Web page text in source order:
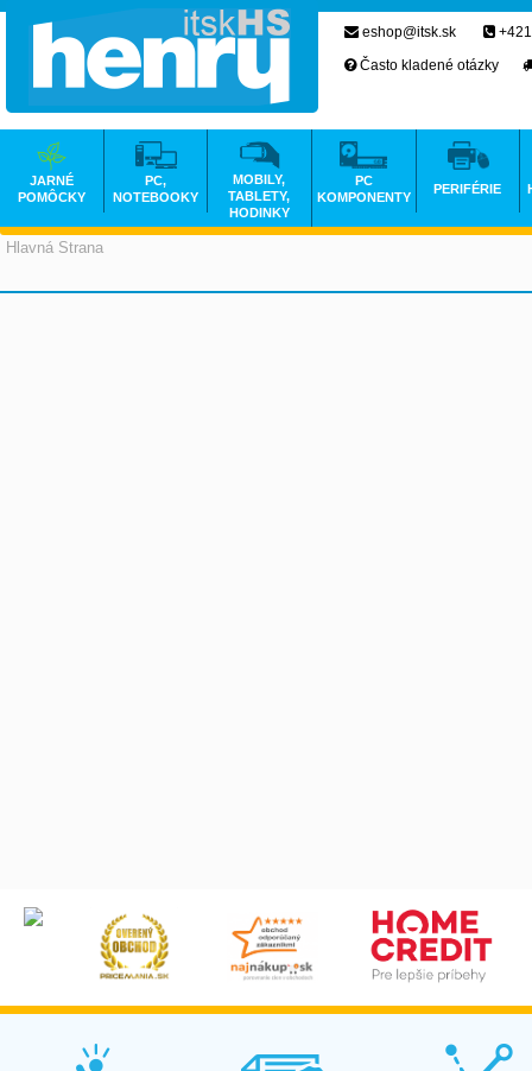
Hlavná Strana
eshop@itsk.sk
Často kladené otázky
JARNÉ
POMÔCKY
PC,
NOTEBOOKY
MOBILY,
TABLETY,
HODINKY
PC
KOMPONENTY
PERIFÉRIE